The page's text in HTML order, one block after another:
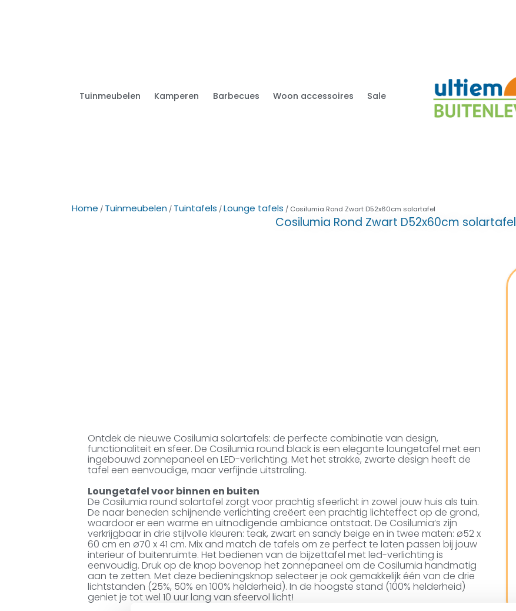
Tuinmeubelen Kamperen Barbecues Woon accessoires Sale
Home / Tuinmeubelen / Tuintafels /Lounge tafels / Cosilumia Rond Zwart D52x60cm solartafel
Cosilumia Rond Zwart D52x60cm solartafel
Ontdek de nieuwe Cosilumia solartafels: de perfecte combinatie van design,
functionaliteit en sfeer. De Cosilumia round black is een elegante loungetafel met een
ingebouwd zonnepaneel en LED-verlichting. Met het strakke, zwarte design heeft de
tafel een eenvoudige, maar verfijnde uitstraling.
Loungetafel voor binnen en buiten
De Cosilumia round solartafel zorgt voor prachtig sfeerlicht in zowel jouw huis als tuin.
De naar beneden schijnende verlichting creëert een prachtig lichteffect op de grond,
waardoor er een warme en uitnodigende ambiance ontstaat. De Cosilumia’s zijn
verkrijgbaar in drie stijlvolle kleuren: teak, zwart en sandy beige en in twee maten: ø52 x
60 cm en ø70 x 41 cm. Mix and match de tafels om ze perfect te laten passen bij jouw
interieur of buitenruimte. Het bedienen van de bijzettafel met led-verlichting is
eenvoudig. Druk op de knop bovenop het zonnepaneel om de Cosilumia handmatig
aan te zetten. Met deze bedieningsknop selecteer je ook gemakkelijk één van de drie
lichtstanden (25%, 50% en 100% helderheid). In de hoogste stand (100% helderheid)
geniet je tot wel 10 uur lang van sfeervol licht!